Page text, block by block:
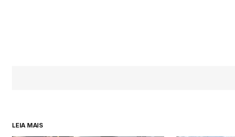
LEIA MAIS